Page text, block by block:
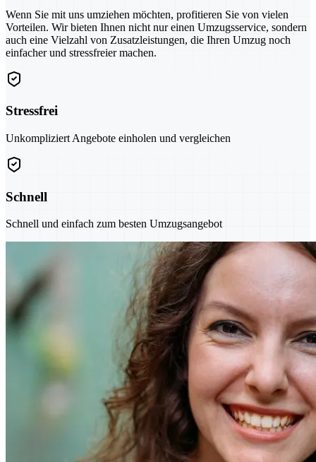
Wenn Sie mit uns umziehen möchten, profitieren Sie von vielen
Vorteilen. Wir bieten Ihnen nicht nur einen Umzugsservice, sondern
auch eine Vielzahl von Zusatzleistungen, die Ihren Umzug noch
einfacher und stressfreier machen.
Stressfrei
Unkompliziert Angebote einholen und vergleichen
Schnell
Schnell und einfach zum besten Umzugsangebot